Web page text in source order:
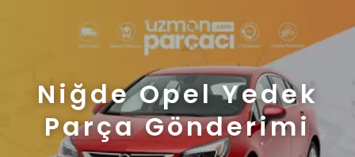
Niğde Opel Yedek
Parça Gönderimi